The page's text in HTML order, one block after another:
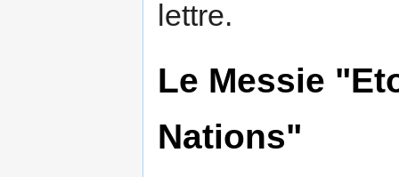
lettre.
Le Messie
Nations"